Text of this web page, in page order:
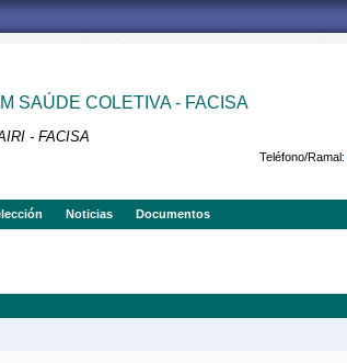
SAÚDE COLETIVA - FACISA
- FACISA
Teléfono/Ramal:
Noticias Documentos